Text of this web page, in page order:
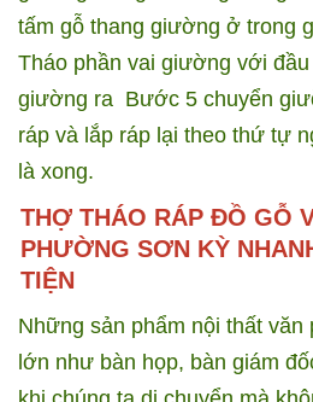
tấm gỗ thang giường ở trong
Tháo phần vai giường với
giường ra Bước 5 chuyển
ráp và lắp ráp lại theo thứ tự
là xong.
THỢ THÁO RÁP ĐỒ GỖ
PHƯỜNG SƠN KỲ
TIỆN
Những sản phẩm nội thất
lớn như bàn họp, bàn giám